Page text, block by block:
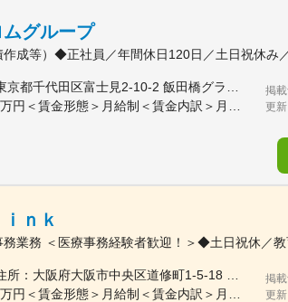
グループ
作成等）◆正社員／年間休日120日／土日祝休み
掲載
更新
ｎｋ
務業務 ＜医療事務経験者歓迎！＞◆土日祝休／
掲載
更新